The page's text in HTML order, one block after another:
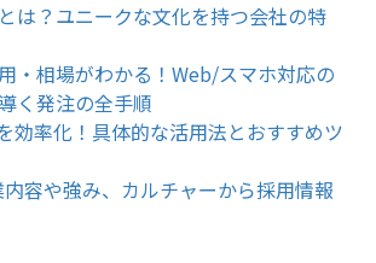
は？ユニークな文化を持つ会社の特
・相場がわかる！Web/スマホ対応の
く発注の全手順
効率化！具体的な活用法とおすすめツ
容や強み、カルチャーから採用情報